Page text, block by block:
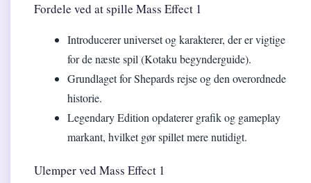
Fordele ved at spille Mass Effect 1
Introducerer universet og karakterer, der er vigtige
for de næste spil (Kotaku begynderguide).
Grundlaget for Shepards rejse og den overordnede
historie.
Legendary Edition opdaterer grafik og gameplay
markant, hvilket gør spillet mere nutidigt.
Ulemper ved Mass Effect 1